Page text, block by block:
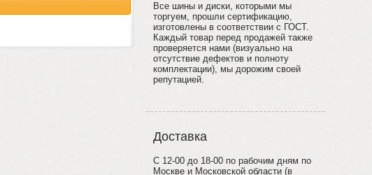
Все шины и диски, которыми мы
торгуем, прошли сертификацию,
изготовлены в соответствии с ГОСТ.
Каждый товар перед продажей также
проверяется нами (визуально на
отсутствие дефектов и полноту
комплектации), мы дорожим своей
репутацией.
Доставка
С 12-00 до 18-00 по рабочим дням по
Москве и Московской области (в